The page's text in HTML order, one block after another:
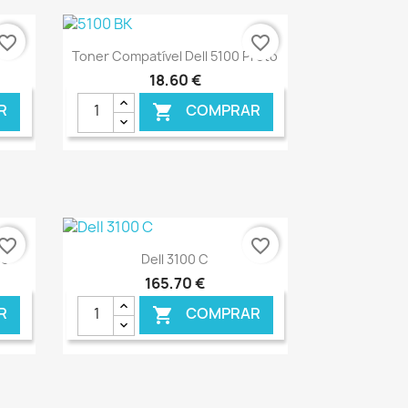
Ver+
Toner Compatível Dell 5100 Preto
18,60 €
 COMPRAR
favorite_border
Ver+
Dell 3100 C
165,70 €
 COMPRAR
favorite_border